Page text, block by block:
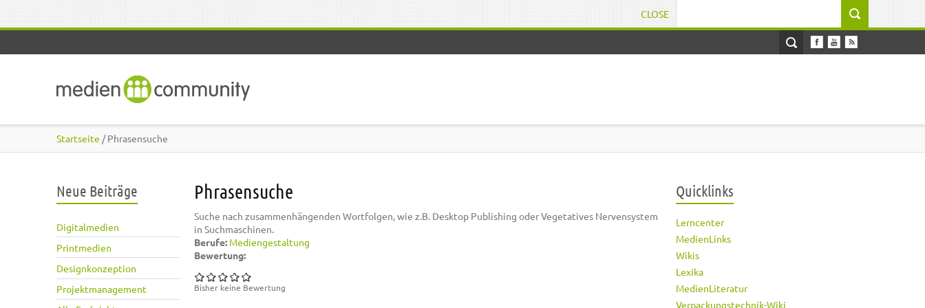
CLOSE
Startseite / Phrasensuche
Neue Beiträge
Digitalmedien
Printmedien
Designkonzeption
Projektmanagement
Phrasensuche
Suche nach zusammenhängenden Wortfolgen, wie z.B. Desktop Publishing oder Vegetatives Nervensystem
in Suchmaschinen.
Berufe: Mediengestaltung
Bewertung:
Bisher keine Bewertung
Quicklinks
Lerncenter
MedienLinks
Wikis
Lexika
MedienLiteratur
Verpackungstechnik-Wiki